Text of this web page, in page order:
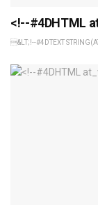
<!--#4DHTML
&LT;!--#4DTEXT